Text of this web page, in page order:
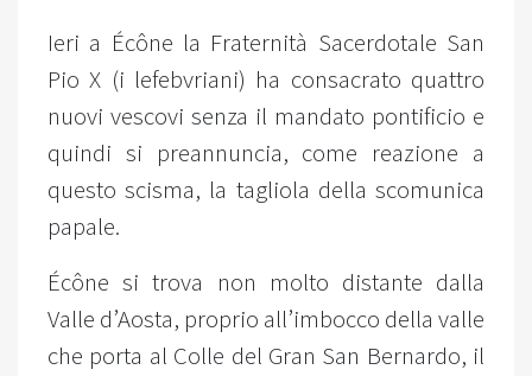
Ieri a Écône la Fraternità Sacerdotale San
Pio X (i lefebvriani) ha consacrato quattro
nuovi vescovi senza il mandato pontificio e
quindi si preannuncia, come reazione a
questo scisma, la tagliola della scomunica
papale.
Écône si trova non molto distante dalla
Valle d’Aosta, proprio all’imbocco della valle
che porta al Colle del Gran San Bernardo, il